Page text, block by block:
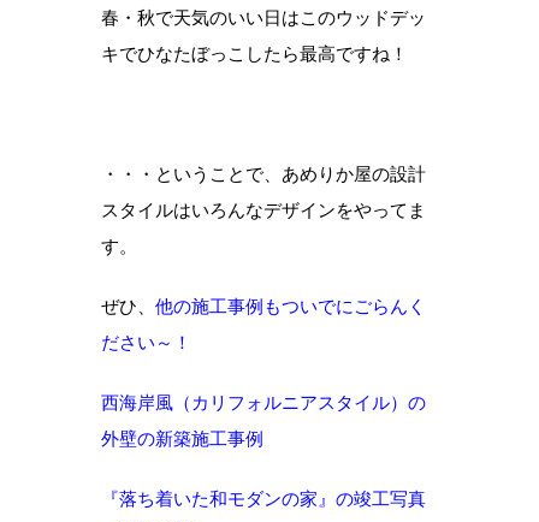
春・秋で天気のいい日はこのウッドデッ
キでひなたぼっこしたら最高ですね！
・・・ということで、あめりか屋の設計
スタイルはいろんなデザインをやってま
す。
ぜひ、 他の施工事例もついでにごらんく
ださい～！
西海岸風（カリフォルニアスタイル）の
外壁の新築施工事例
『落ち着いた和モダンの家』の竣工写真